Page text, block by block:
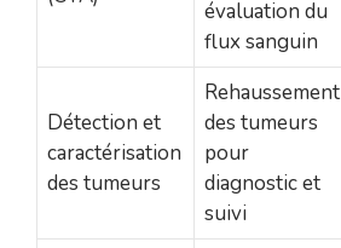
évaluation du
flux sanguin
Détection et
caractérisation
des tumeurs
Rehaussement
des tumeurs
pour
diagnostic et
suivi